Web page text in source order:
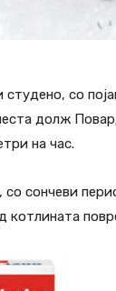
со
долж
на час.
сончеви
котлината